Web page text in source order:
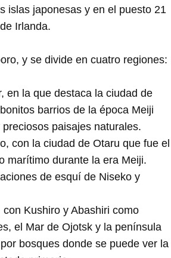
islas japonesas y en el puesto 21
Irlanda.
y se divide en cuatro regiones:
en la que destaca la ciudad de
barrios de la época Meiji
paisajes naturales.
con la ciudad de Otaru que fue el
marítimo durante la era Meiji.
de esquí de Niseko y
con Kushiro y Abashiri como
el Mar de Ojotsk y la península
bosques donde se puede ver la